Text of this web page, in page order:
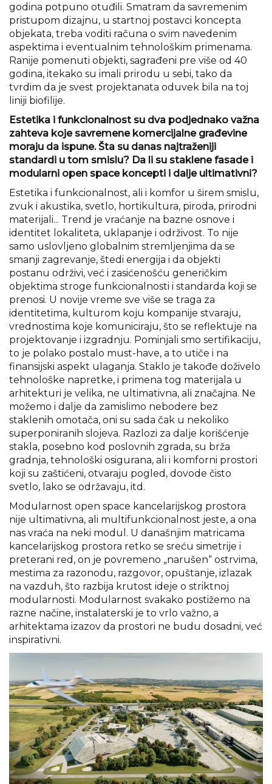
godina potpuno otuđili. Smatram da savremenim
pristupom dizajnu, u startnoj postavci koncepta
objekata, treba voditi računa o svim navedenim
aspektima i eventualnim tehnološkim primenama.
Ranije pomenuti objekti, sagrađeni pre više od 40
godina, itekako su imali prirodu u sebi, tako da
tvrdim da je svest projektanata oduvek bila na toj
liniji biofilije.
Estetika i funkcionalnost su dva podjednako važna
zahteva koje savremene komercijalne građevine
moraju da ispune. Šta su danas najtraženiji
standardi u tom smislu? Da li su staklene fasade i
modularni open space koncepti i dalje ultimativni?
Estetika i funkcionalnost, ali i komfor u širem smislu,
zvuk i akustika, svetlo, hortikultura, piroda, prirodni
materijali... Trend je vraćanje na bazne osnove i
identitet lokaliteta, uklapanje i održivost. To nije
samo uslovljeno globalnim stremljenjima da se
smanji zagrevanje, štedi energija i da objekti
postanu održivi, već i zasićenošću generičkim
objektima stroge funkcionalnosti i standarda koji se
prenosi. U novije vreme sve više se traga za
identitetima, kulturom koju kompanije stvaraju,
vrednostima koje komuniciraju, što se reflektuje na
projektovanje i izgradnju. Pominjali smo sertifikaciju,
to je polako postalo must-have, a to utiče i na
finansijski aspekt ulaganja. Staklo je takođe doživelo
tehnološke napretke, i primena tog materijala u
arhitekturi je velika, ne ultimativna, ali značajna. Ne
možemo i dalje da zamislimo nebodere bez
staklenih omotača, oni su sada čak u nekoliko
superponiranih slojeva. Razlozi za dalje korišćenje
stakla, posebno kod poslovnih zgrada, su brža
gradnja, tehnološki osigurana, ali i komforni prostori
koji su zaštićeni, otvaraju pogled, dovode čisto
svetlo, lako se održavaju, itd.
Modularnost open space kancelarijskog prostora
nije ultimativna, ali multifunkcionalnost jeste, a ona
nas vraća na neki modul. U današnjim matricama
kancelarijskog prostora retko se sreću simetrije i
preterani red, on je povremeno „narušen“ ostrvima,
mestima za razonodu, razgovor, opuštanje, izlazak
na vazduh, što razbija krutost ideje o striktnoj
modularnosti. Modularnost svakako postižemo na
razne načine, instalaterski je to vrlo važno, a
arhitektama izazov da prostori ne budu dosadni, već
inspirativni.